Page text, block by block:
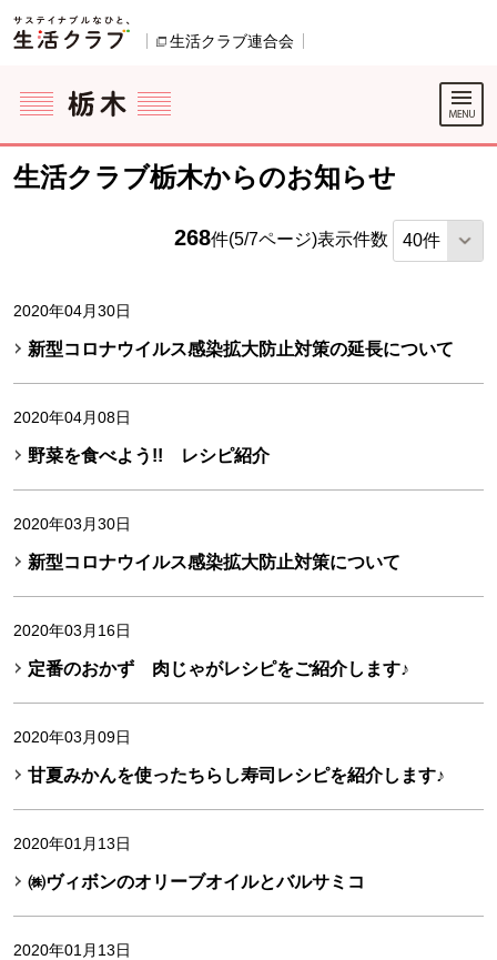
ページの先頭です。
生活クラブ連合会
ここからサイト内共通メニューです。
サイト内共通メニューをスキップする
サイト内共通メニューここまで。
生活クラブ栃木からのお知らせ
268件(5/7ページ)表示件数
2020年04月30日
新型コロナウイルス感染拡大防止対策の延長について
2020年04月08日
野菜を食べよう!! レシピ紹介
2020年03月30日
新型コロナウイルス感染拡大防止対策について
2020年03月16日
定番のおかず 肉じゃがレシピをご紹介します♪
2020年03月09日
甘夏みかんを使ったちらし寿司レシピを紹介します♪
2020年01月13日
㈱ヴィボンのオリーブオイルとバルサミコ
2020年01月13日